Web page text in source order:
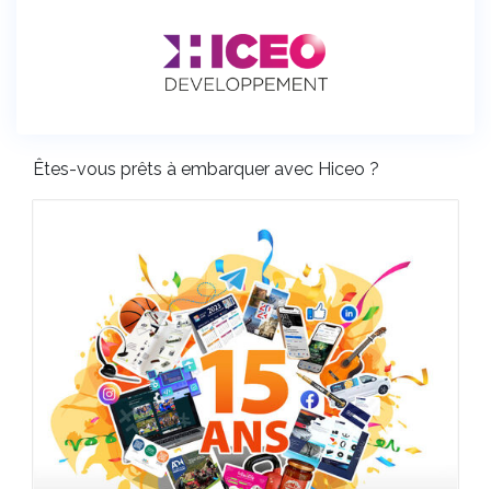
Êtes-vous prêts à embarquer avec Hiceo ?